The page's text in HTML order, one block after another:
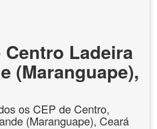
Ladeira
(Maranguape),
os CEP de Centro,
(Maranguape), Ceará